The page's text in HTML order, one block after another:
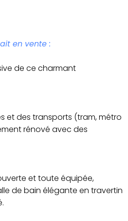
en vente :
de ce charmant
et des transports (tram, métro
rénové avec des
et toute équipée,
de bain élégante en travertin